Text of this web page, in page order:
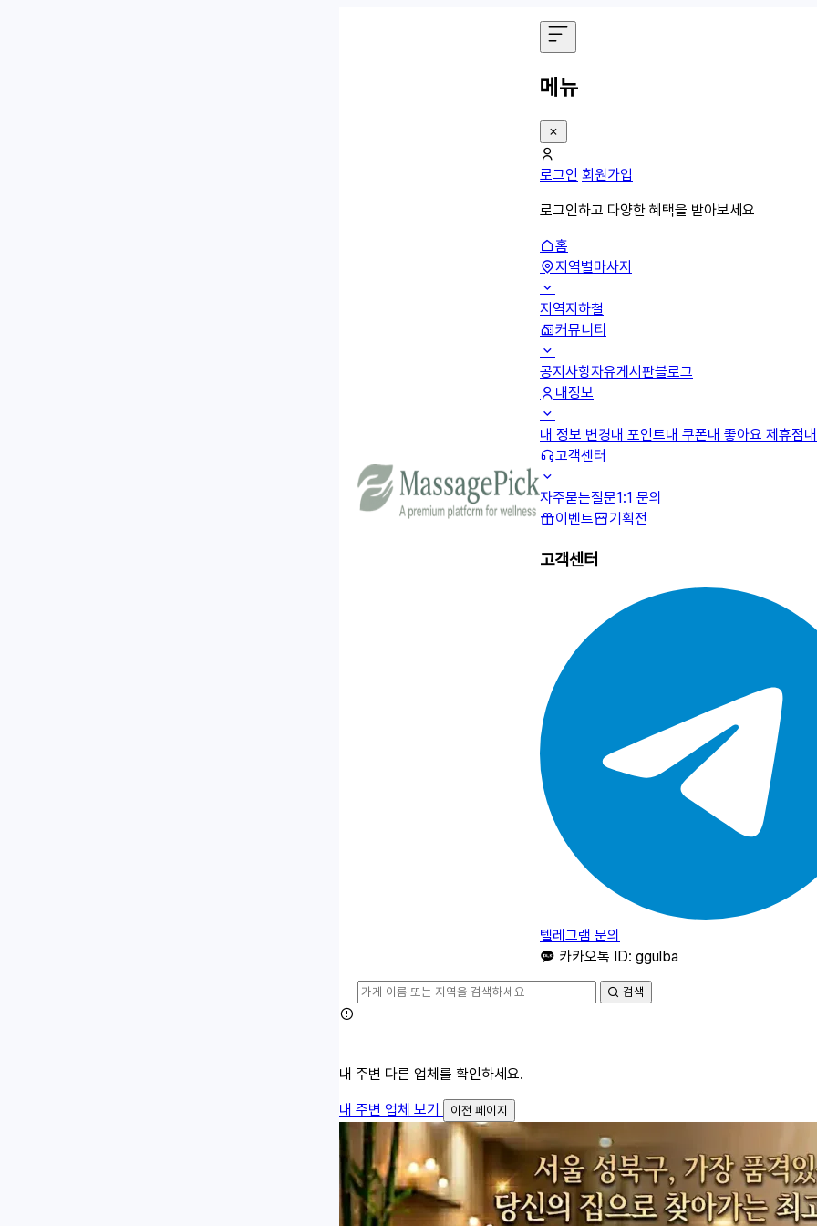
메뉴
로그인 회원가입
로그인하고 다양한 혜택을 받아보세요
홈
지역별마사지
지역지하철
커뮤니티
공지사항자유게시판블로그
내정보
내 정보 변경내 포인트내 쿠폰내 좋아요 제휴점
고객센터
자주묻는질문1:1 문의
이벤트
기획전
고객센터
텔레그램 문의
카카오톡 ID: ggulba
검색
내 주변 다른 업체를 확인하세요.
내 주변 업체 보기
이전 페이지